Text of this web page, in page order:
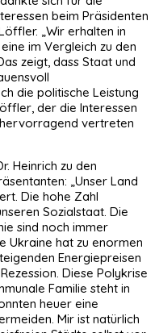
beim Präsidenten
„Wir erhalten in
im Vergleich zu den
zeigt, dass Staat und
die politische Leistung
der die Interessen
vertreten
Heinrich zu den
„Unser Land
Die hohe Zahl
Sozialstaat. Die
sind noch immer
Ukraine hat zu enormen
Energiepreisen
Diese Polykrise
Familie steht in
heuer eine
Mir ist natürlich